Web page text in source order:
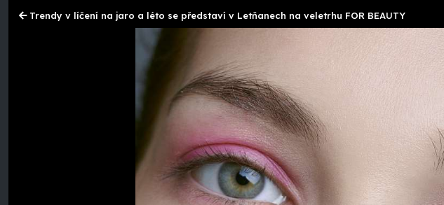
Trendy v líčení na jaro a léto se představí v Letňanech na veletrhu FOR BEAUTY